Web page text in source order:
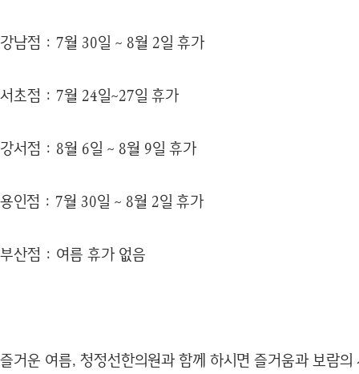
강남점 : 7월 30일 ~ 8월 2일 휴가
서초점 : 7월 24일~27일 휴가
강서점 : 8월 6일 ~ 8월 9일 휴가
용인점 : 7월 30일 ~ 8월 2일 휴가
부산점 : 여름 휴가 없음
즐거운 여름, 청정선한의원과 함께 하시면 즐거움과 보람